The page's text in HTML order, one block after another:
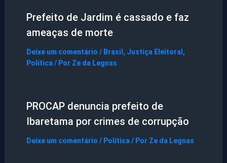
Prefeito de Jardim é cassado e faz
ameaças de morte
Deixe um comentário / Brasil, Justiça Eleitoral,
Política / Por Ze da Legnas
PROCAP denuncia prefeito de
Ibaretama por crimes de corrupção
Deixe um comentário / Política / Por Ze da Legnas